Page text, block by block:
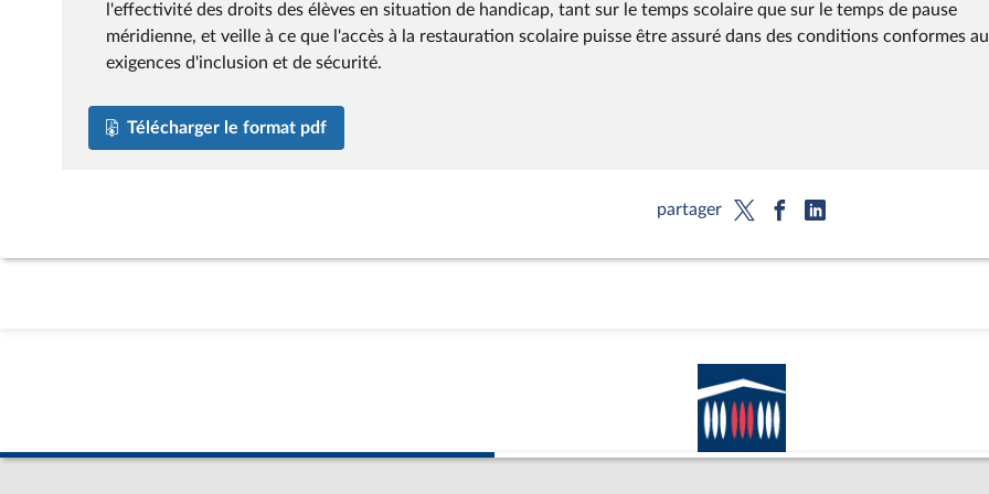
l'effectivité des droits des élèves en situation de handicap, tant sur le temps scolaire que sur le temps de pause
méridienne, et veille à ce que l'accès à la restauration scolaire puisse être assuré dans des conditions conformes
exigences d'inclusion et de sécurité.
Télécharger le format pdf
partager